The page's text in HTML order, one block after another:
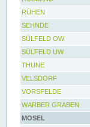
RÜHEN
SEHNDE
SÜLFELD OW
SÜLFELD UW
THUNE
VELSDORF
VORSFELDE
WARBER GRABEN
MOSEL